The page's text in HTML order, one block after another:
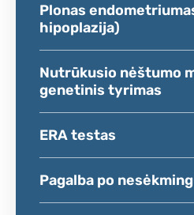
Plonas
hipoplazija)
Nutrūkusio nėštumo
genetinis tyrimas
ERA testas
Pagalba po